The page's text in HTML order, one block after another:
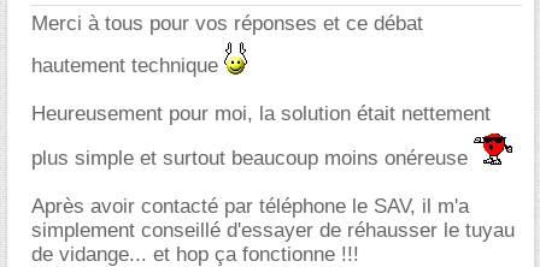
Merci à tous pour vos réponses et ce débat
hautement technique
Heureusement pour moi, la solution était nettement
plus simple et surtout beaucoup moins onéreuse
Après avoir contacté par téléphone le SAV, il m'a
simplement conseillé d'essayer de réhausser le tuyau
de vidange... et hop ça fonctionne !!!